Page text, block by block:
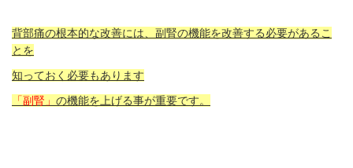
背部痛の根本的な改善には、副腎の機能を改善する必要があるこ
とを
知っておく必要もあります
「副腎」 の機能を上げる事が重要です。